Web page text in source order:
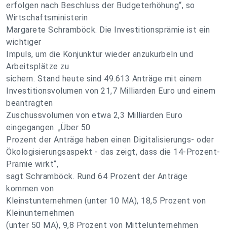
erfolgen nach Beschluss der Budgeterhöhung“, so
Wirtschaftsministerin
Margarete Schramböck. Die Investitionsprämie ist ein
wichtiger
Impuls, um die Konjunktur wieder anzukurbeln und
Arbeitsplätze zu
sichern. Stand heute sind 49.613 Anträge mit einem
Investitionsvolumen von 21,7 Milliarden Euro und einem
beantragten
Zuschussvolumen von etwa 2,3 Milliarden Euro
eingegangen. „Über 50
Prozent der Anträge haben einen Digitalisierungs- oder
Ökologisierungsaspekt - das zeigt, dass die 14-Prozent-
Prämie wirkt“,
sagt Schramböck. Rund 64 Prozent der Anträge
kommen von
Kleinstunternehmen (unter 10 MA), 18,5 Prozent von
Kleinunternehmen
(unter 50 MA), 9,8 Prozent von Mittelunternehmen